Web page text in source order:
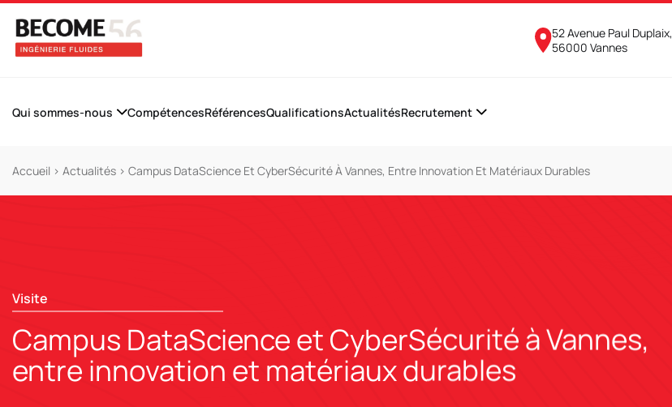
52 Avenue Paul Duplaix,
56000 Vannes
Qui sommes-nous CompétencesRéférencesQualificationsActualitésRecrutement
Accueil > Actualités > Campus DataScience Et CyberSécurité À Vannes, Entre Innovation Et Matériaux Durables
Visite
Campus DataScience et CyberSécurité à Vannes,
entre innovation et matériaux durables